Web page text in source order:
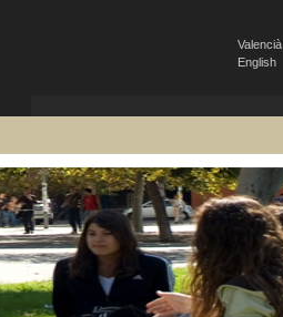
Valencià
English